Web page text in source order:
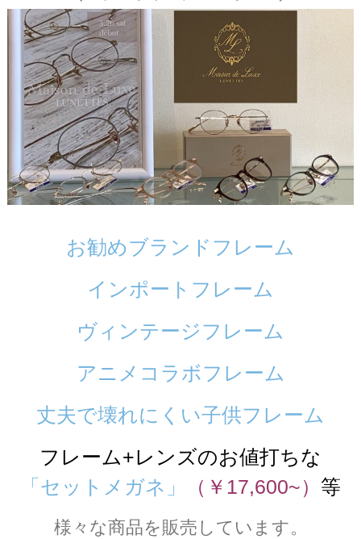
お勧めブランドフレーム
インポートフレーム
ヴィンテージフレーム
アニメコラボフレーム
丈夫で壊れにくい子供フレーム
フレーム+レンズのお値打ちな
「セットメガネ」
（￥17,600~） 等
様々な商品を販売しています。